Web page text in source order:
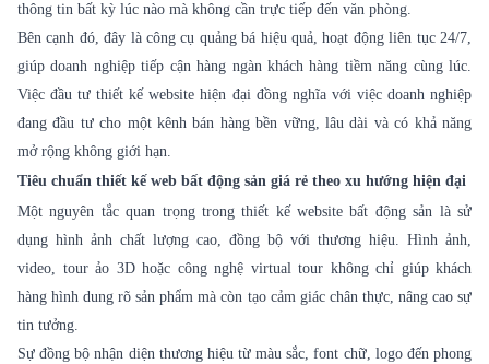
thông tin bất kỳ lúc nào mà không cần trực tiếp đến văn phòng.
Bên cạnh đó, đây là công cụ quảng bá hiệu quả, hoạt động liên tục 24/7,
giúp doanh nghiệp tiếp cận hàng ngàn khách hàng tiềm năng cùng lúc.
Việc đầu tư thiết kế website hiện đại đồng nghĩa với việc doanh nghiệp
đang đầu tư cho một kênh bán hàng bền vững, lâu dài và có khả năng
mở rộng không giới hạn.
Tiêu chuẩn thiết kế web bất động sản giá rẻ theo xu hướng hiện đại
Một nguyên tắc quan trọng trong thiết kế website bất động sản là sử
dụng hình ảnh chất lượng cao, đồng bộ với thương hiệu. Hình ảnh,
video, tour ảo 3D hoặc công nghệ virtual tour không chỉ giúp khách
hàng hình dung rõ sản phẩm mà còn tạo cảm giác chân thực, nâng cao sự
tin tưởng.
Sự đồng bộ nhận diện thương hiệu từ màu sắc, font chữ, logo đến phong